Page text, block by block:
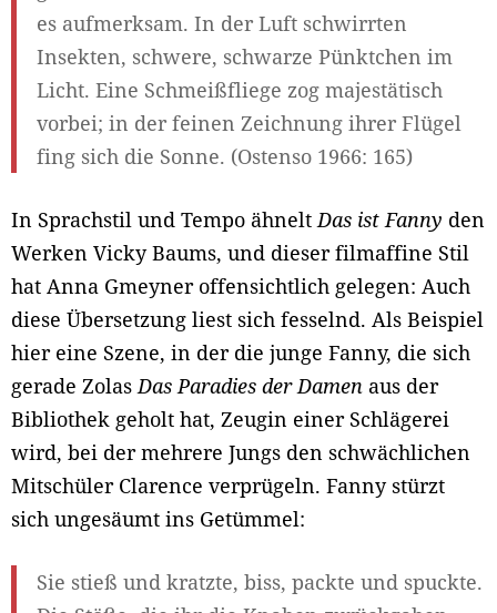
es aufmerksam. In der Luft schwirrten
Insekten, schwere, schwarze Pünktchen im
Licht. Eine Schmeißfliege zog majestätisch
vorbei; in der feinen Zeichnung ihrer Flügel
fing sich die Sonne. (Ostenso 1966: 165)
In Sprachstil und Tempo ähnelt Das ist Fanny den
Werken Vicky Baums, und dieser filmaffine Stil
hat Anna Gmeyner offensichtlich gelegen: Auch
diese Übersetzung liest sich fesselnd. Als Beispiel
hier eine Szene, in der die junge Fanny, die sich
gerade Zolas Das Paradies der Damen aus der
Bibliothek geholt hat, Zeugin einer Schlägerei
wird, bei der mehrere Jungs den schwächlichen
Mitschüler Clarence verprügeln. Fanny stürzt
sich ungesäumt ins Getümmel:
Sie stieß und kratzte, biss, packte und spuckte.